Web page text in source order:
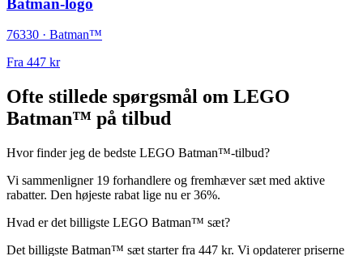
76330 · Batman™
Fra 447 kr
Ofte stillede spørgsmål om LEGO
Batman™ på tilbud
Hvor finder jeg de bedste LEGO Batman™-tilbud?
Vi sammenligner 19 forhandlere og fremhæver sæt med aktive
rabatter. Den højeste rabat lige nu er 36%.
Hvad er det billigste LEGO Batman™ sæt?
Det billigste Batman™ sæt starter fra 447 kr. Vi opdaterer priserne